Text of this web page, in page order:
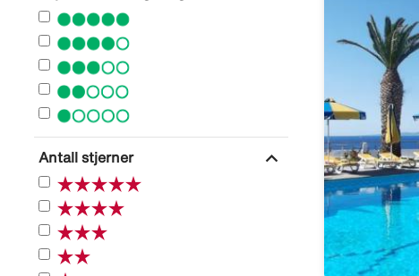
Antall stjerner expand_more